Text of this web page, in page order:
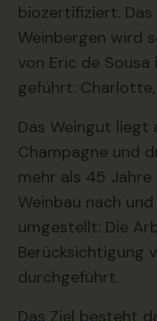
biozertifiziert.
Weinbergen wird
von Eric de
geführt:
Das Weingut liegt
Champagne und
mehr als 45
Weinbau nach
umgestellt: Die
Berücksichtigung
durchgeführt.
Das Ziel besteht